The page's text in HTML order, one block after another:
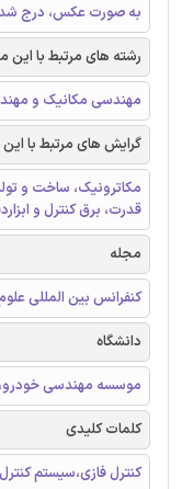
به صورت عکس، درج
رشته های مرتبط با این
مهندسی مکانیک و
گرایش های مرتبط با این
مکاترونیک، ساخت و
قدرت، برق کنترل و
مجله
کنفرانس بین المللی
دانشگاه
موسسه مهندسی خودرو،
کلمات کلیدی
کنترل فازی،سیستم